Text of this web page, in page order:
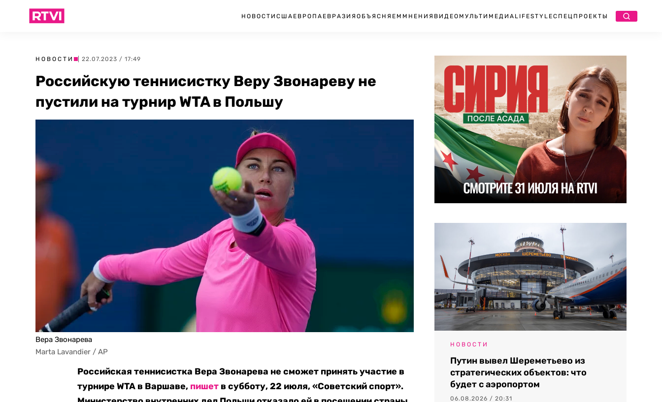
НОВОСТИ США ЕВРОПА ЕВРАЗИЯ ОБЪЯСНЯЕМ МНЕНИЯ ВИДЕО МУЛЬТИМЕДИА LIFESTYLEСПЕЦПРОЕКТЫ
НОВОСТИ | 22.07.2023 / 17:49
Российскую теннисистку Веру Звонареву не
пустили на турнир WTA в Польшу
Вера Звонарева
Marta Lavandier / AP
Российская теннисистка Вера Звонарева не сможет принять участие в
турнире WTA в Варшаве, пишет в субботу, 22 июля, «Советский спорт».
НОВОСТИ
Путин вывел Шереметьево из
стратегических объектов: что
будет с аэропортом
06.08.2026 / 20:31